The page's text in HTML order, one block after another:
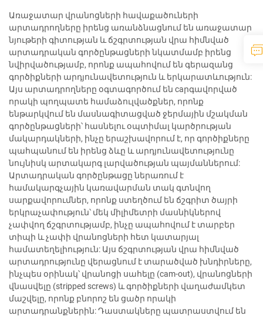
Առաջատար վրանոցների հավաքածուների
արտադրողները իրենց առանձնացնում են առաջատար
նյութերի գիտության և ճշգրտության վրա հիմնված
արտադրական գործընթացների նկատմամբ իրենց
նվիրվածությամբ, որոնք ապահովում են գերազանց
գործիքների արդյունավետություն և երկարատևություն:
Այս արտադրողները օգտագործում են caրգավորված
որակի պողպատե համաձուլվածքներ, որոնք
ենթարկվում են մասնագիտացված ջերմային մշակման
գործընթացների՝ հասնելու օպտիմալ կարծրության
մակարդակների, ինչը երաշխավորում է, որ գործիքները
պահպանում են իրենց ձևը և արդյունավետությունը
նույնիսկ արտակարգ լարվածության պայմաններում:
Արտադրական գործընթացը ներառում է
համակարգչային կառավարման տակ գտնվող
սարքավորումներ, որոնք ստեղծում են ճշգրիտ ծայրի
երկրաչափություն՝ մեկ միլիմետրի մասնիկներով
չափվող ճշգրտությամբ, ինչը ապահովում է տարբեր
տիպի և չափի վրանոցների հետ կատարյալ
համատեղելիություն: Այս ճշգրտության վրա հիմնված
արտադրությունը վերացնում է տարածված խնդիրները,
ինչպես օրինակ՝ վրանոցի սահելը (cam-out), վրանոցների
վնասվելը (stripped screws) և գործիքների վաղաժամկետ
մաշվելը, որոնք բնորոշ են ցածր որակի
արտադրանքներին: Դաստակները պատրաստվում են